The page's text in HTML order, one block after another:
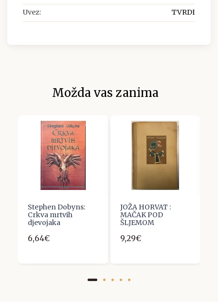
Uvez: TVRDI
Možda vas zanima
Stephen Dobyns:
Crkva mrtvih
djevojaka
6,64€
JOŽA HORVAT :
MAČAK POD
ŠLJEMOM
9,29€